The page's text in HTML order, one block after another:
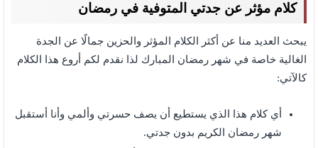
كلام مؤثر عن جدتي المتوفية في رمضان
يبحث العديد منا عن أكثر الكلام المؤثر والحزين جمالًا عن الجدة
الغالية خاصة في شهر رمضان المبارك لذا نقدم لكم أروع هذا الكلام
كالآتي:
أي كلام هذا الذي يستطيع أن يصف حسرتي وألمي وأنا أستقبل
شهر رمضان الكريم بدون جدتي.